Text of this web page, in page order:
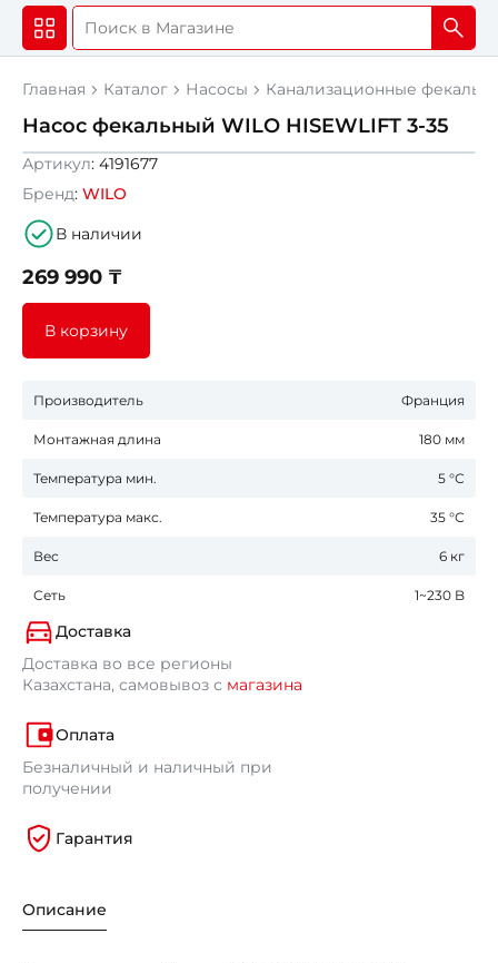
Главная Каталог Насосы Канализационные
Насос фекальный WILO HISEWLIFT 3-35
Артикул: 4191677
Бренд: WILO
В наличии
269 990 ₸
В корзину
Производитель Франция
Монтажная длина 180 мм
Температура мин. 5 °С
Температура макс. 35 °С
Вес 6 кг
Сеть 1~230 B
Доставка
Доставка во все регионы
Казахстана, самовывоз с магазина
Оплата
Безналичный и наличный при
получении
Гарантия
Описание